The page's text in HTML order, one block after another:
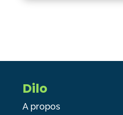
Dilo
A propos